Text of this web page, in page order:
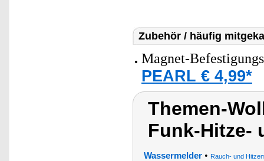
Zubehör / häufig
Magnet-
PEARL € 4,99*
Themen-
Funk-Hitze-
Wassermelder• Rauch- und